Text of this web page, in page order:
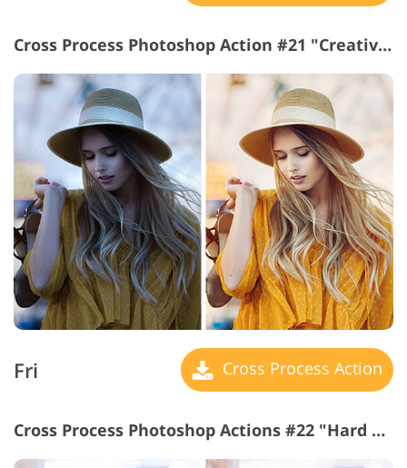
Cross Process Photoshop Action #21 "Creative"
Fri Cross Process Action
Cross Process Photoshop Actions #22 "Hard Contrast"